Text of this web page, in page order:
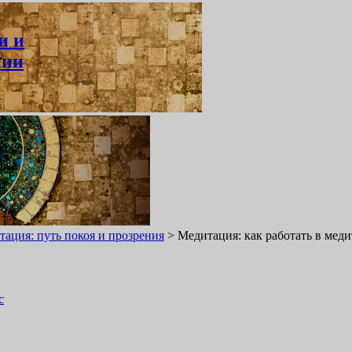
путь покоя и прозрения > Медитация: как работать в
и